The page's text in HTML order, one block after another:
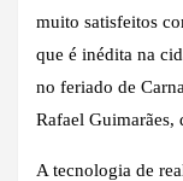
muito satisfeitos
que é inédita na
no feriado de
Rafael
A tecnologia de